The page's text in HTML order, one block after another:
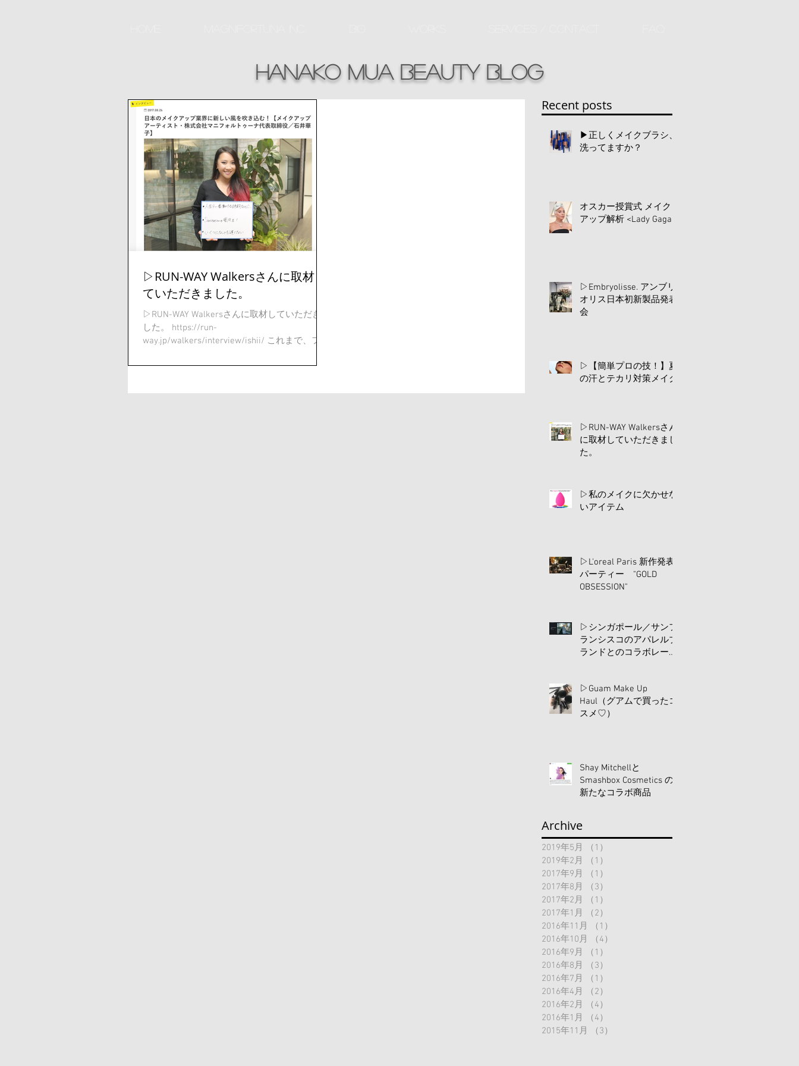
hanako mua beauty Blog
▷RUN-WAY Walkersさんに取材し
ていただきました。
▷RUN-WAY Walkersさんに取材していただきま
した。 https://run-
way.jp/walkers/interview/ishii/ これまで、フリ
動してきましたが、...
Recent posts
▶︎正しくメイクブラシ、
洗ってますか？
オスカー授賞式 メイク
アップ解析 <Lady Gaga>
▷Embryolisse. アンブリ
オリス日本初新製品発表
会
▷【簡単プロの技！】夏
の汗とテカリ対策メイク
▷RUN-WAY Walkersさん
に取材していただきまし
た。
▷私のメイクに欠かせな
いアイテム
▷L'oreal Paris 新作発表
パーティー "GOLD
OBSESSION"
▷シンガポール／サンフ
ランシスコのアパレルブ
ランドとのコラボレーシ
▷Guam Make Up
Haul（グアムで買ったコ
スメ♡）
Shay Mitchellと
Smashbox Cosmetics の
新たなコラボ商品
Archive
2019年5月 （1）
2019年2月
（1）
2017年9月
（1）
2017年8月
（3）
2017年2月
（1）
2017年1月
（2）
2016年11月
（1）
2016年10月
（4）
2016年9月
（1）
2016年8月
（3）
2016年7月
（1）
2016年4月
（2）
2016年2月
（4）
2016年1月
（4）
2015年11月
（3）